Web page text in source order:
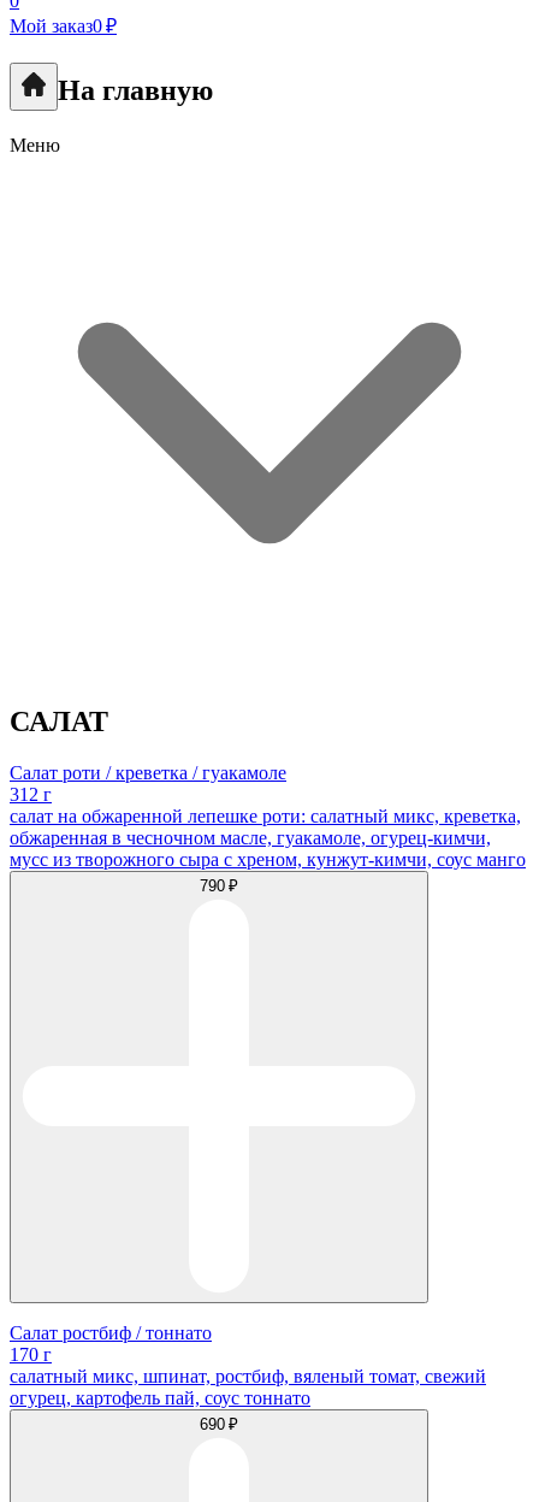
Мой заказ0 ₽
На главную
Меню
САЛАТ
Салат роти / креветка / гуакамоле
312 г
салат на обжаренной лепешке роти: салатный микс, креветка,
обжаренная в чесночном масле, гуакамоле, огурец-кимчи,
мусс из творожного сыра с хреном, кунжут-кимчи, соус манго
790 ₽
Салат ростбиф / тоннато
170 г
салатный микс, шпинат, ростбиф, вяленый томат, cвежий
огурец, картофель пай, соус тоннато
690 ₽